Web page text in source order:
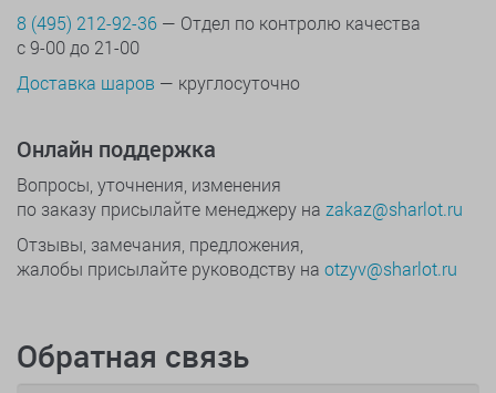
8 (495) 212-92-36 — Отдел по контролю качества
с 9-00 до 21-00
Доставка шаров — круглосуточно
Онлайн поддержка
Вопросы, уточнения, изменения
по заказу присылайте менеджеру на zakaz@sharlot.ru
Отзывы, замечания, предложения,
жалобы присылайте руководству на otzyv@sharlot.ru
Обратная связь